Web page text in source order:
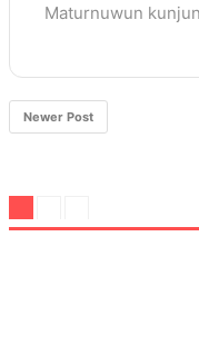
Maturnuwun
Newer Post